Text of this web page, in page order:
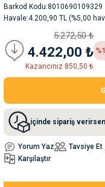
Barkod Kodu 8010690109329
Havale 4.200,90 TL (%5,00
5.272,50 ₺
4.422,00 ₺
Kazancınız 850,50 ₺
içinde sipariş
Yorum Yaz Tavsiye Et
Karşılaştır